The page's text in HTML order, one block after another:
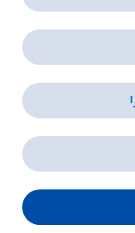
採用情報
各種問い合